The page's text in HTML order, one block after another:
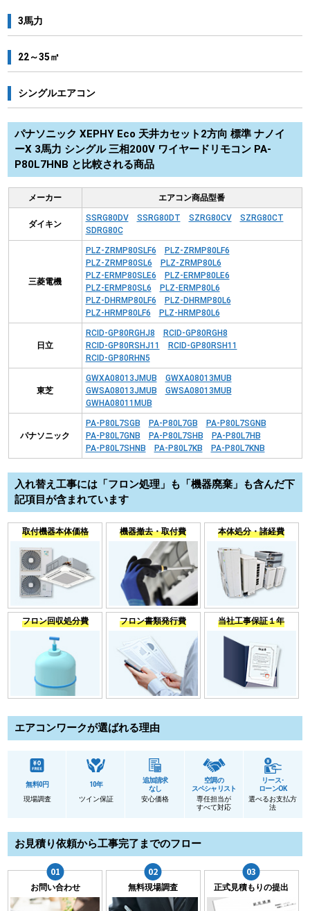
3馬力
22～35㎡
シングルエアコン
パナソニック XEPHY Eco 天井カセット2方向 標準 ナノイ
ーX 3馬力 シングル 三相200V ワイヤードリモコン PA-
P80L7HNB と比較される商品
メーカー エアコン商品型番
ダイキン
SSRG80DV SSRG80DT SZRG80CV
SZRG80CT
SDRG80C
三菱電機
PLZ-ZRMP80SLF6
PLZ-ZRMP80LF6
PLZ-ZRMP80SL6
PLZ-ZRMP80L6
PLZ-ERMP80SLE6
PLZ-ERMP80LE6
PLZ-ERMP80SL6
PLZ-ERMP80L6
PLZ-DHRMP80LF6
PLZ-DHRMP80L6
PLZ-HRMP80LF6
PLZ-HRMP80L6
日立
RCID-GP80RGHJ8
RCID-GP80RGH8
RCID-GP80RSHJ11
RCID-GP80RSH11
RCID-GP80RHN5
東芝
GWXA08013JMUB
GWXA08013MUB
GWSA08013JMUB
GWSA08013MUB
GWHA08011MUB
パナソニック
PA-P80L7SGB PA-P80L7GB
PA-P80L7SGNB
PA-P80L7GNB
PA-P80L7SHB
PA-P80L7HB
PA-P80L7SHNB
PA-P80L7KB PA-P80L7KNB
入れ替え工事には「フロン処理」も「機器廃棄」も含んだ下
記項目が含まれています
取付機器本体価格 機器撤去・取付費 本体処分・諸経費
フロン回収処分費 フロン書類発行費 当社工事保証１年
エアコンワークが選ばれる理由
無料0円
現場調査
10年
ツイン保証
追加請求
なし
安心価格
空調の
スペシャリスト
専任担当が
すべて対応
リース･
ローンOK
選べるお支払方
法
お見積り依頼から工事完了までのフロー
お問い合わせ 無料現場調査 正式見積もりの提出